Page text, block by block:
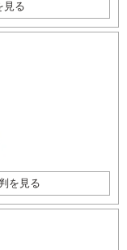
見る
を見る